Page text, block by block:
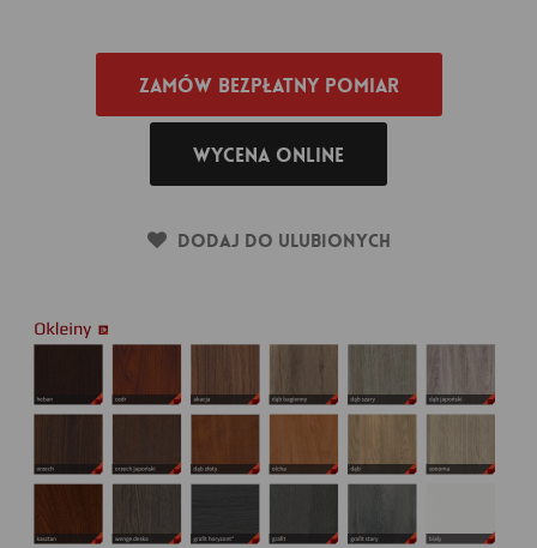
Zamów bezpłatny pomiar
Wycena online
Dodaj do ulubionych